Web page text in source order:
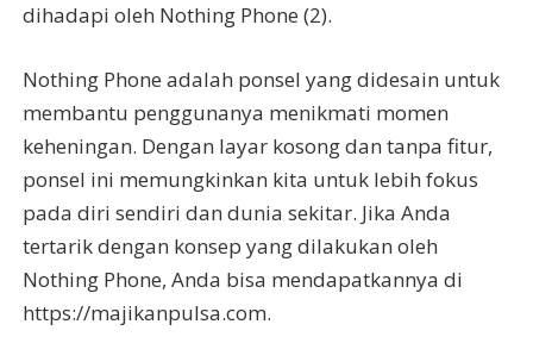
dihadapi oleh Nothing Phone (2).
Nothing Phone adalah ponsel yang didesain untuk
membantu penggunanya menikmati momen
keheningan. Dengan layar kosong dan tanpa fitur,
ponsel ini memungkinkan kita untuk lebih fokus
pada diri sendiri dan dunia sekitar. Jika Anda
tertarik dengan konsep yang dilakukan oleh
Nothing Phone, Anda bisa mendapatkannya di
https://majikanpulsa.com.